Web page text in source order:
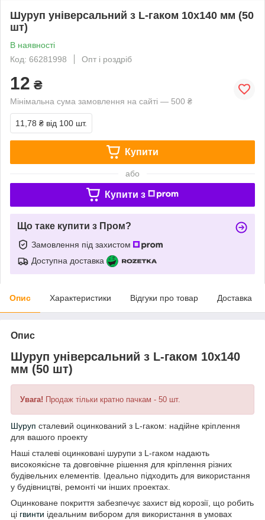
Шуруп універсальний з L-гаком 10х140 мм (50
шт)
В наявності
Код: 66281998
Опт і роздріб
12 ₴
Мінімальна сума замовлення на сайті — 500 ₴
11,78 ₴ від 100 шт.
Купити
або
Купити з
Що таке купити з Пром?
Замовлення під захистом
Доступна доставка
Опис Характеристики Відгуки про товар Доставка
Опис
Шуруп універсальний з L-гаком 10х140
мм (50 шт)
Увага! Продаж тільки кратно пачкам - 50 шт.
Шуруп сталевий оцинкований з L-гаком: надійне кріплення
для вашого проекту
Наші сталеві оцинковані шурупи з L-гаком надають
високоякісне та довговічне рішення для кріплення різних
будівельних елементів. Ідеально підходить для використання
у будівництві, ремонті чи інших проектах.
Оцинковане покриття забезпечує захист від корозії, що робить
ці гвинти ідеальним вибором для використання в умовах